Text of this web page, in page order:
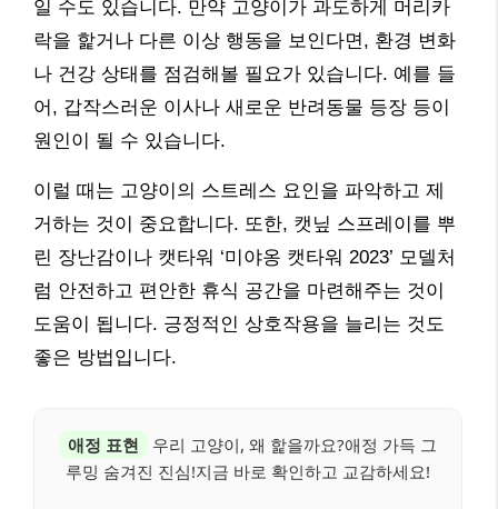
일 수도 있습니다. 만약 고양이가 과도하게 머리카
락을 핥거나 다른 이상 행동을 보인다면, 환경 변화
나 건강 상태를 점검해볼 필요가 있습니다. 예를 들
어, 갑작스러운 이사나 새로운 반려동물 등장 등이
원인이 될 수 있습니다.
이럴 때는 고양이의 스트레스 요인을 파악하고 제
거하는 것이 중요합니다. 또한, 캣닢 스프레이를 뿌
린 장난감이나 캣타워 ‘미야옹 캣타워 2023’ 모델처
럼 안전하고 편안한 휴식 공간을 마련해주는 것이
도움이 됩니다. 긍정적인 상호작용을 늘리는 것도
좋은 방법입니다.
애정 표현
우리 고양이, 왜 핥을까요?애정 가득 그
루밍 숨겨진 진심!지금 바로 확인하고 교감하세요!